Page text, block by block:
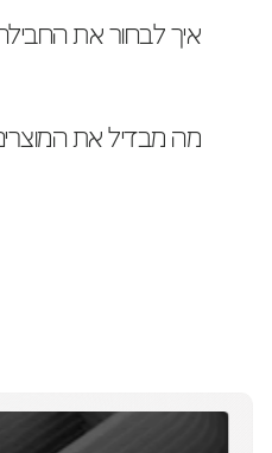
איך לבחור את
מה מבדיל את